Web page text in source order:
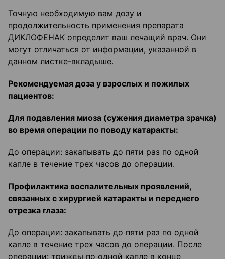
Точную необходимую вам дозу и
продолжительность применения препарата
ДИКЛОФЕНАК определит ваш лечащий врач. Они
могут отличаться от информации, указанной в
данном листке-вкладыше.
Рекомендуемая доза у взрослых и пожилых
пациентов:
Для подавления миоза (сужения диаметра зрачка)
во время операции по поводу катаракты:
До операции: закапывать до пяти раз по одной
капле в течение трех часов до операции.
Профилактика воспалительных проявлений,
связанных с хирургией катаракты и переднего
отрезка глаза:
До операции: закапывать до пяти раз по одной
капле в течение трех часов до операции. После
операции: трижды по одной капле в конце